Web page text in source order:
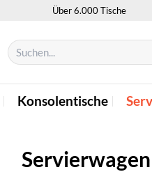
Über 6.000 Tische
Suchen
nach:
Konsolentische